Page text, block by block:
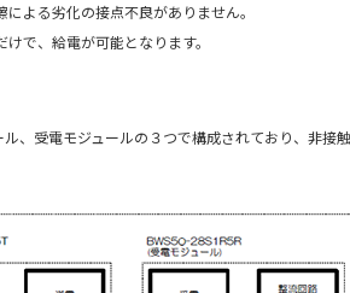
よる劣化の接点不良がありません。
で、給電が可能となります。
、受電モジュールの３つで構成されており、非